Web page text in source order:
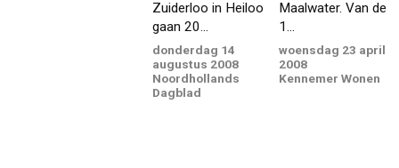
Zuiderloo in Heiloo
gaan 20...
donderdag 14
augustus 2008
Noordhollands
Dagblad
Maalwater. Van de
1...
woensdag 23 april
2008
Kennemer Wonen